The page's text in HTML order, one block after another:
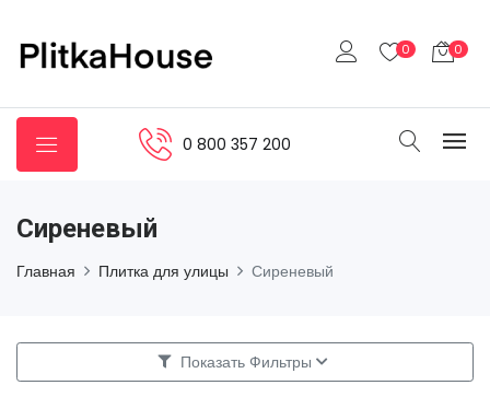
0 0
0 800 357 200
Сиреневый
Главная Плитка для улицы Сиреневый
Показать Фильтры